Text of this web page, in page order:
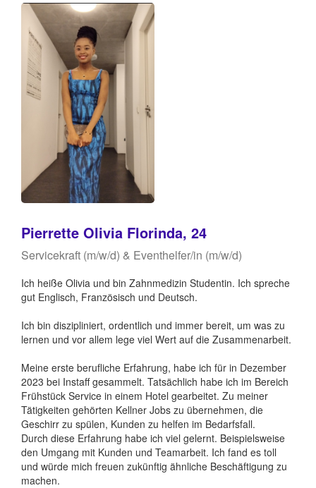
Pierrette Olivia Florinda, 24
Servicekraft (m/w/d) & Eventhelfer/in (m/w/d)
Ich heiße Olivia und bin Zahnmedizin Studentin. Ich spreche
gut Englisch, Französisch und Deutsch.
Ich bin diszipliniert, ordentlich und immer bereit, um was zu
lernen und vor allem lege viel Wert auf die Zusammenarbeit.
Meine erste berufliche Erfahrung, habe ich für in Dezember
2023 bei Instaff gesammelt. Tatsächlich habe ich im Bereich
Frühstück Service in einem Hotel gearbeitet. Zu meiner
Tätigkeiten gehörten Kellner Jobs zu übernehmen, die
Geschirr zu spülen, Kunden zu helfen im Bedarfsfall.
Durch diese Erfahrung habe ich viel gelernt. Beispielsweise
den Umgang mit Kunden und Teamarbeit. Ich fand es toll
und würde mich freuen zukünftig ähnliche Beschäftigung zu
machen.